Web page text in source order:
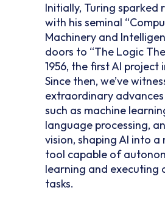
Initially, Turing sparked
with his seminal
Machinery and
doors to “The Logic
1956, the first AI project
Since then, we’ve
extraordinary
such as machine
language processing,
vision, shaping AI into
tool capable of
learning and executing
tasks.